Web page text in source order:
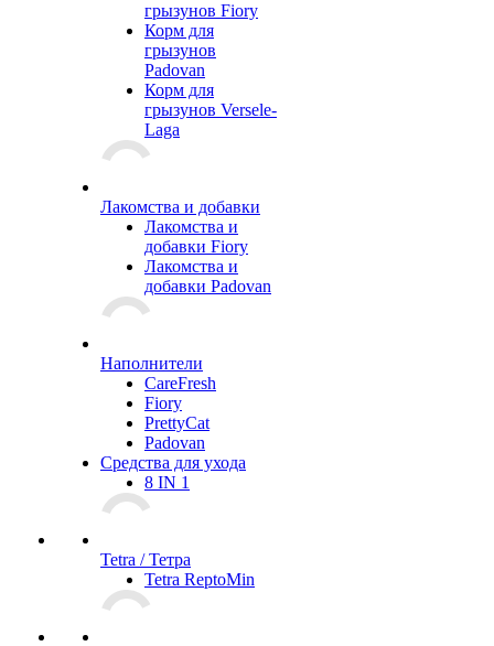
грызунов Fiory
Корм для
грызунов
Padovan
Корм для
грызунов Versele-
Laga
Лакомства и добавки
Лакомства и
добавки Fiory
Лакомства и
добавки Padovan
Наполнители
CareFresh
Fiory
PrettyCat
Padovan
Средства для ухода
8 IN 1
Tetra / Тетра
Tetra ReptoMin